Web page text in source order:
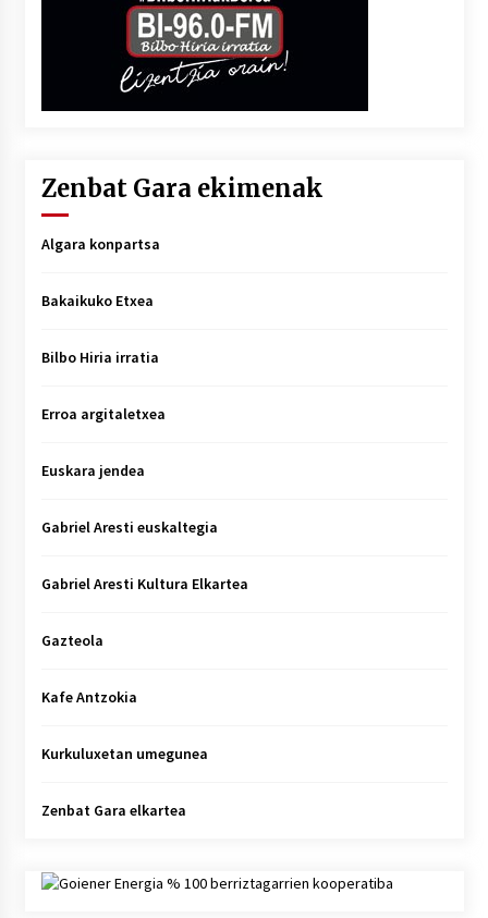
Zenbat Gara ekimenak
Algara konpartsa
Bakaikuko Etxea
Bilbo Hiria irratia
Erroa argitaletxea
Euskara jendea
Gabriel Aresti euskaltegia
Gabriel Aresti Kultura Elkartea
Gazteola
Kafe Antzokia
Kurkuluxetan umegunea
Zenbat Gara elkartea